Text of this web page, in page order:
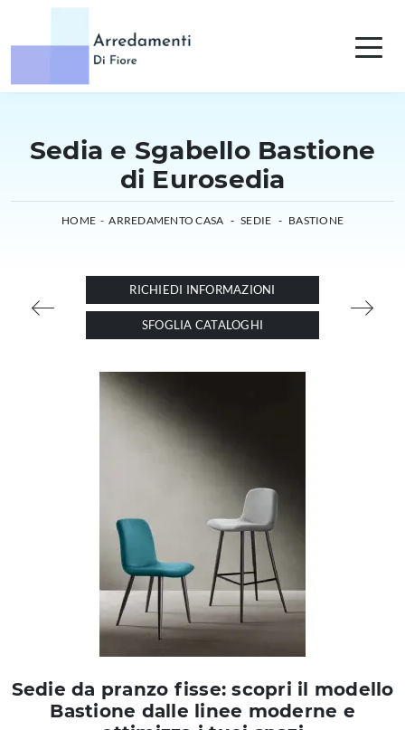
Sedia e Sgabello Bastione
di Eurosedia
HOME - ARREDAMENTO CASA - SEDIE - BASTIONE
RICHIEDI INFORMAZIONI
SFOGLIA CATALOGHI
Sedie da pranzo fisse: scopri il modello
Bastione dalle linee moderne e